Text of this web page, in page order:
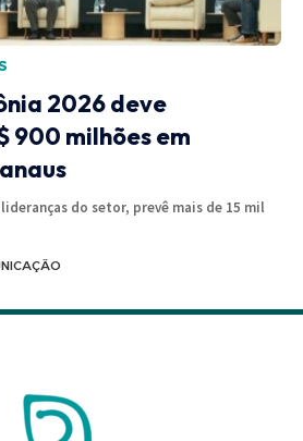
2026 deve
900 milhões em
do setor, prevê mais de 15 mil